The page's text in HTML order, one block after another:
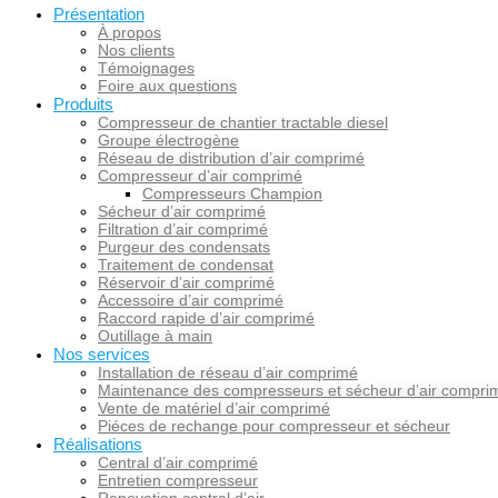
Présentation
À propos
Nos clients
Témoignages
Foire aux questions
Produits
Compresseur de chantier tractable diesel
Groupe électrogène
Réseau de distribution d’air comprimé
Compresseur d’air comprimé
Compresseurs Champion
Sécheur d’air comprimé
Filtration d’air comprimé
Purgeur des condensats
Traitement de condensat
Réservoir d’air comprimé
Accessoire d’air comprimé
Raccord rapide d’air comprimé
Outillage à main
Nos services
Installation de réseau d’air comprimé
Maintenance des compresseurs et sécheur d’air
Vente de matériel d’air comprimé
Piéces de rechange pour compresseur et sécheur
Réalisations
Central d’air comprimé
Entretien compresseur